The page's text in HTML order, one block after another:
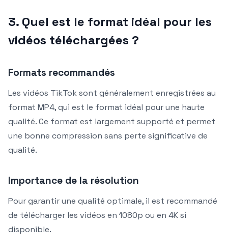
3. Quel est le format idéal pour les
vidéos téléchargées ?
Formats recommandés
Les vidéos TikTok sont généralement enregistrées au
format MP4, qui est le format idéal pour une haute
qualité. Ce format est largement supporté et permet
une bonne compression sans perte significative de
qualité.
Importance de la résolution
Pour garantir une qualité optimale, il est recommandé
de télécharger les vidéos en 1080p ou en 4K si
disponible.